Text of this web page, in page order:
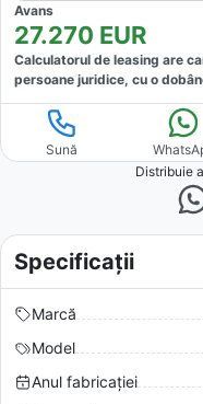
Avans
27.270 EUR
Calculatorul de leasing are
persoane juridice, cu o
Sună
Distribuie
Specificații
Marcă
Model
Anul fabricației